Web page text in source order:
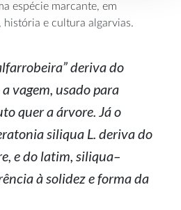
espécie marcante, em
história e cultura algarvias.
deriva do
vagem, usado para
quer a árvore. Já o
siliqua L. deriva do
e do latim, siliqua–
à solidez e forma da